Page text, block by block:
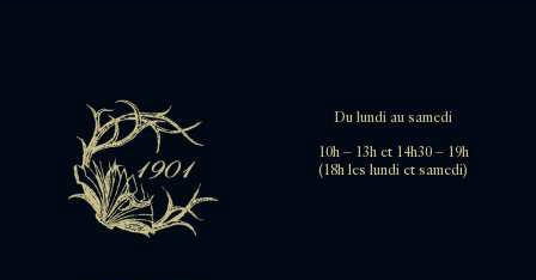
Du lundi au samedi
10h – 13h et 14h30 – 19h
(18h les lundi et samedi)